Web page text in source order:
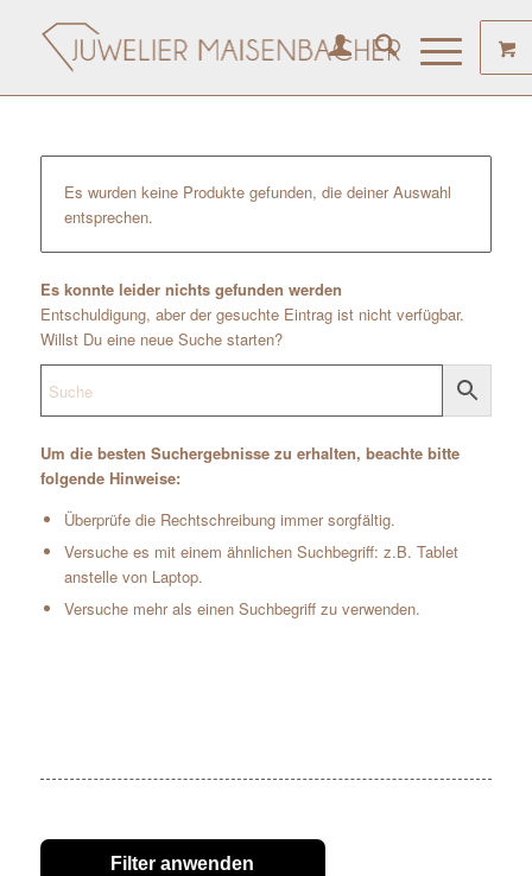
Es wurden keine Produkte gefunden, die deiner Auswahl
entsprechen.
Es konnte leider nichts gefunden werden
Entschuldigung, aber der gesuchte Eintrag ist nicht verfügbar.
Willst Du eine neue Suche starten?
Um die besten Suchergebnisse zu erhalten, beachte bitte
folgende Hinweise:
Überprüfe die Rechtschreibung immer sorgfältig.
Versuche es mit einem ähnlichen Suchbegriff: z.B. Tablet
anstelle von Laptop.
Versuche mehr als einen Suchbegriff zu verwenden.
Filter anwenden